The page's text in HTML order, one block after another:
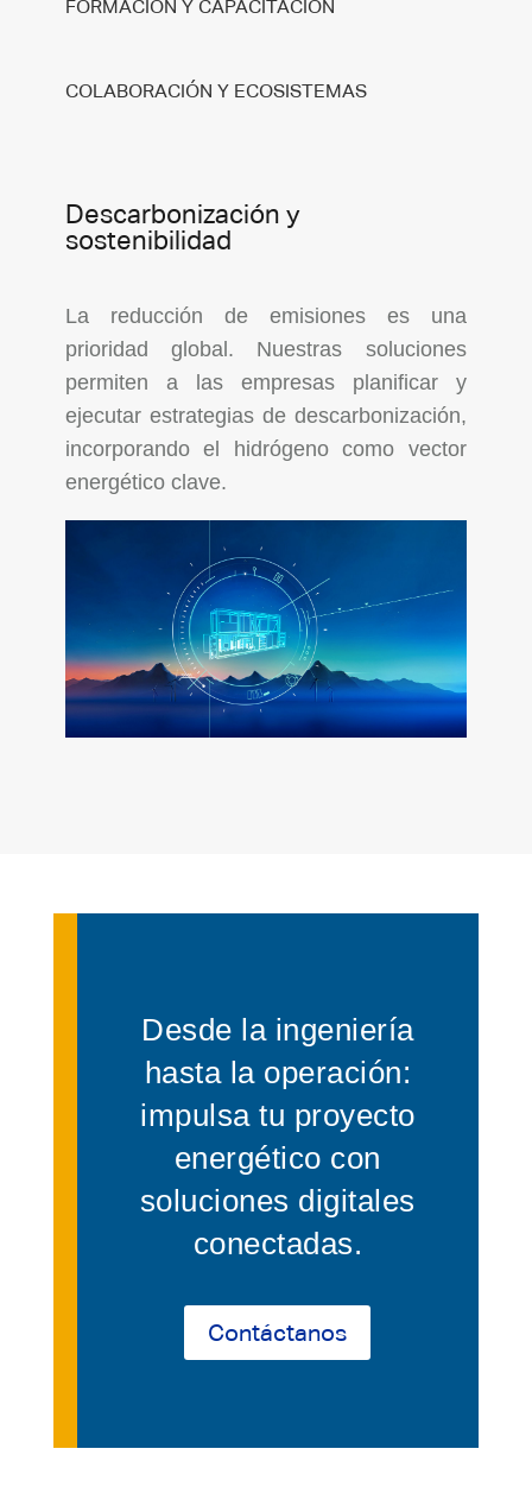
FORMACIÓN Y CAPACITACIÓN
COLABORACIÓN Y ECOSISTEMAS
Descarbonización y
sostenibilidad
La reducción de emisiones es una
prioridad global. Nuestras soluciones
permiten a las empresas planificar y
ejecutar estrategias de descarbonización,
incorporando el hidrógeno como vector
energético clave.
Desde la ingeniería
hasta la operación:
impulsa tu proyecto
energético con
soluciones digitales
conectadas.
Contáctanos